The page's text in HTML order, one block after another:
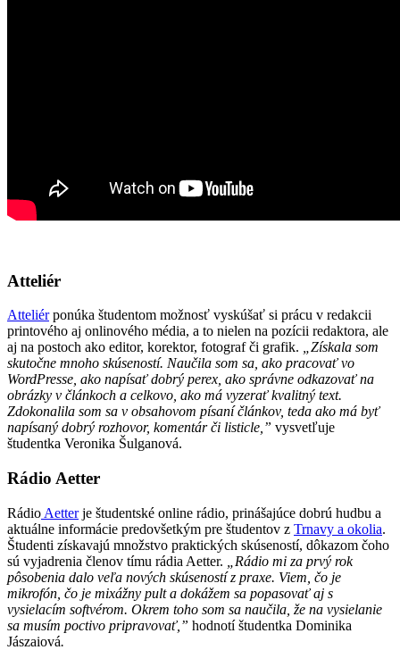
Atteliér
Atteliérponúka študentom možnosť vyskúšať si prácu v redakcii
printového aj onlinového média, a to nielen na pozícii redaktora, ale
aj na postoch ako editor, korektor, fotograf či grafik.
„Získala som
skutočne mnoho skúseností. Naučila som sa, ako pracovať vo
WordPresse, ako napísať dobrý perex, ako správne odkazovať na
obrázky v článkoch a celkovo, ako má vyzerať kvalitný text.
Zdokonalila som sa v obsahovom písaní článkov, teda ako má byť
napísaný dobrý rozhovor, komentár či listicle,” vysvetľuje
študentka Veronika Šulganová.
Rádio Aetter
Rádio Aetterje študentské online rádio, prinášajúce dobrú hudbu a
aktuálne informácie predovšetkým pre študentov z Trnavy a okolia.
Študenti získavajú množstvo praktických skúseností, dôkazom čoho
sú vyjadrenia členov tímu rádia Aetter.
„Rádio mi za prvý rok
pôsobenia dalo veľa nových skúseností z praxe. Viem, čo je
mikrofón, čo je mixážny pult a dokážem sa popasovať aj s
vysielacím softvérom. Okrem toho som sa naučila, že na vysielanie
sa musím poctivo pripravovať,” hodnotí študentka Dominika
Jászaiová.